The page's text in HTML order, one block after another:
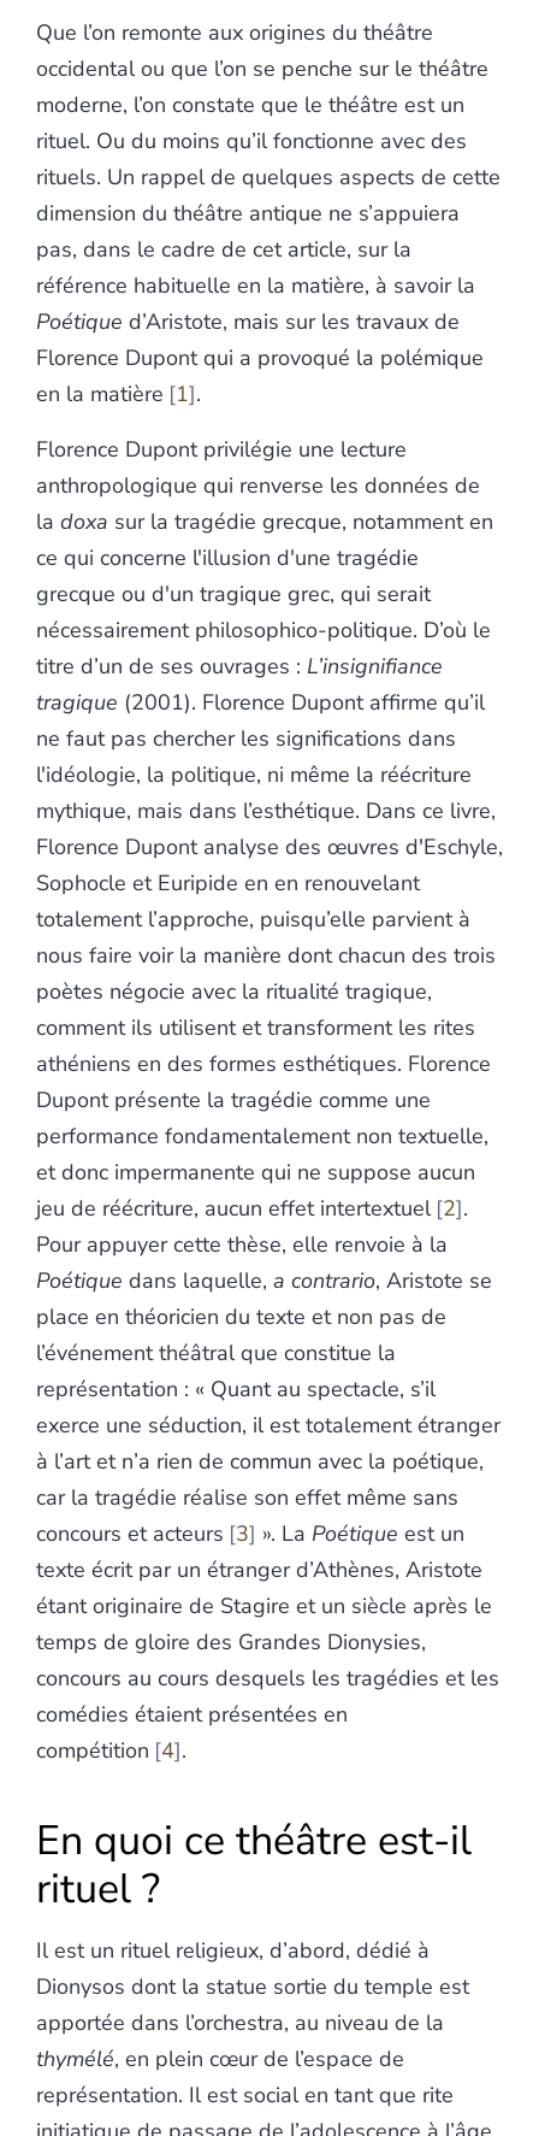
Que l’on remonte aux origines du théâtre
occidental ou que l’on se penche sur le théâtre
moderne, l’on constate que le théâtre est un
rituel. Ou du moins qu’il fonctionne avec des
rituels. Un rappel de quelques aspects de cette
dimension du théâtre antique ne s’appuiera
pas, dans le cadre de cet article, sur la
référence habituelle en la matière, à savoir la
Poétique d’Aristote, mais sur les travaux de
Florence Dupont qui a provoqué la polémique
en la matière 1 .
Florence Dupont privilégie une lecture
anthropologique qui renverse les données de
la doxa sur la tragédie grecque, notamment en
ce qui concerne l'illusion d'une tragédie
grecque ou d'un tragique grec, qui serait
nécessairement philosophico-politique. D’où le
titre d’un de ses ouvrages : L’insignifiance
tragique (2001). Florence Dupont affirme qu’il
ne faut pas chercher les significations dans
l'idéologie, la politique, ni même la réécriture
mythique, mais dans l’esthétique. Dans ce livre,
Florence Dupont analyse des œuvres d'Eschyle,
Sophocle et Euripide en en renouvelant
totalement l’approche, puisqu’elle parvient à
nous faire voir la manière dont chacun des trois
poètes négocie avec la ritualité tragique,
comment ils utilisent et transforment les rites
athéniens en des formes esthétiques. Florence
Dupont présente la tragédie comme une
performance fondamentalement non textuelle,
et donc impermanente qui ne suppose aucun
jeu de réécriture, aucun effet intertextuel 2 .
Pour appuyer cette thèse, elle renvoie à la
Poétique dans laquelle, a contrario, Aristote se
place en théoricien du texte et non pas de
l’événement théâtral que constitue la
représentation : « Quant au spectacle, s’il
exerce une séduction, il est totalement étranger
à l’art et n’a rien de commun avec la poétique,
car la tragédie réalise son effet même sans
concours et acteurs 3 ». La Poétique est un
texte écrit par un étranger d’Athènes, Aristote
étant originaire de Stagire et un siècle après le
temps de gloire des Grandes Dionysies,
concours au cours desquels les tragédies et les
comédies étaient présentées en
compétition 4 .
En quoi ce théâtre est-il
rituel ?
Il est un rituel religieux, d’abord, dédié à
Dionysos dont la statue sortie du temple est
apportée dans l’orchestra, au niveau de la
thymélé, en plein cœur de l’espace de
représentation. Il est social en tant que rite